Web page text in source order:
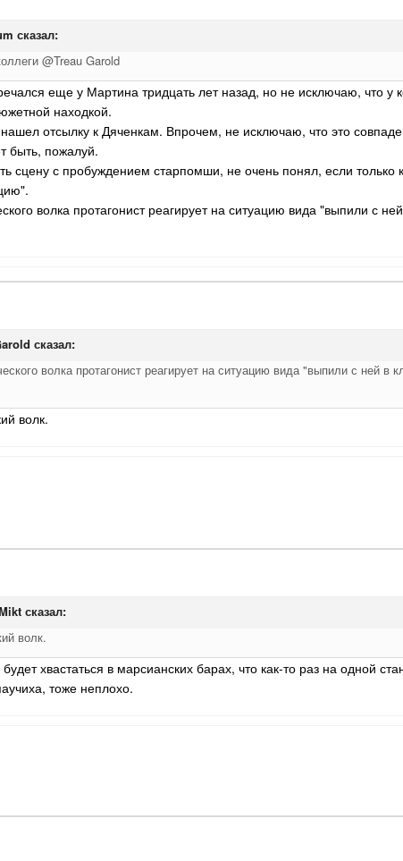
сказал:
@Treau Garold
еще у Мартина тридцать лет назад, но не исключаю, что у
находкой.
отсылку к Дяченкам. Впрочем, не исключаю, что это
быть, пожалуй.
сцену с пробуждением старпомши, не очень понял, если
волка протагонист реагирует на ситуацию вида "выпили с
сказал:
волка протагонист реагирует на ситуацию вида "выпили с ней в
волк.
сказал:
волк.
хвастаться в марсианских барах, что как-то раз на одной
тоже неплохо.